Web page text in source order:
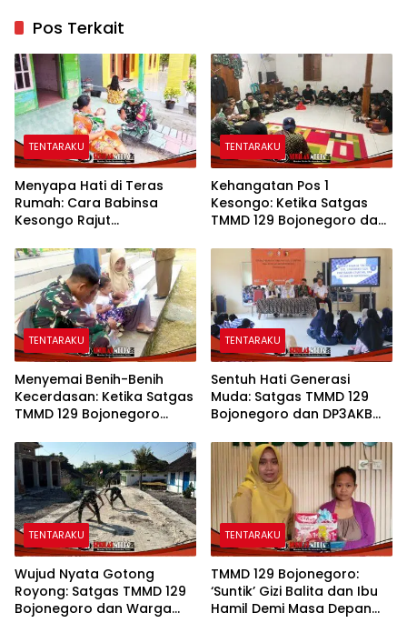
Pos Terkait
TENTARAKU
Menyapa Hati di Teras
Rumah: Cara Babinsa
Kesongo Rajut
Bojonegoro
TENTARAKU
Kehangatan Pos 1
Kesongo: Ketika Satgas
TMMD 129 Bojonegoro dan
Sekat
TENTARAKU
Menyemai Benih-Benih
Kecerdasan: Ketika Satgas
TMMD 129 Bojonegoro
Anak-Anak Kesongo
TENTARAKU
Sentuh Hati Generasi
Muda: Satgas TMMD 129
Bojonegoro dan DP3AKB
Kesehatan Reproduksi di
Kesongo
TENTARAKU
Wujud Nyata Gotong
Royong: Satgas TMMD 129
Bojonegoro dan Warga
TENTARAKU
TMMD 129 Bojonegoro:
‘Suntik’ Gizi Balita dan Ibu
Hamil Demi Masa Depan